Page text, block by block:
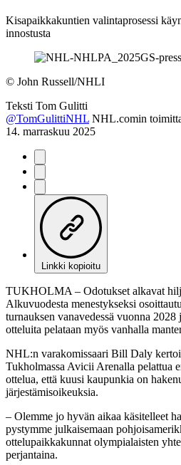
Kisapaikkakuntien valintaprosessi
innostusta
© John Russell/NHLI
Teksti Tom Gulitti
@TomGulittiNHL NHL.comin
14. marraskuu 2025
Linkki kopioitu
TUKHOLMA – Odotukset alkavat
Alkuvuodesta menestykseksi
turnauksen vanavedessä vuonna
otteluita pelataan myös vanhalla
NHL:n varakomissaari Bill Daly kertoi
Tukholmassa Avicii Arenalla pelattua
ottelua, että kuusi kaupunkia on
järjestämisoikeuksia.
– Olemme jo hyvän aikaa käsitelleet
pystymme julkaisemaan
ottelupaikkakunnat olympialaisten
perjantaina.